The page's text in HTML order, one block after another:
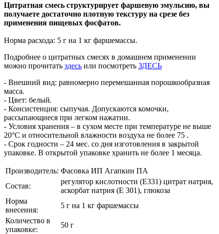
Цитратная смесь структурирует фаршевую эмульсию, вы
получаете достаточно плотную текстуру на срезе без
применения пищевых фосфатов.
Норма расхода: 5 г на 1 кг фаршемассы.
Подробнее о цитратных смесях в домашнем применении
можно прочитать здесь или посмотреть ЗДЕСЬ
- Внешний вид: равномерно перемешанная порошкообразная
масса.
- Цвет: белый.
- Консистенция: сыпучая. Допускаются комочки,
рассыпающиеся при легком нажатии.
- Условия хранения – в сухом месте при температуре не выше
20°С и относительной влажности воздуха не более 75 .
- Срок годности – 24 мес. со дня изготовления в закрытой
упаковке. В открытой упаковке хранить не более 1 месяца.
Производитель: Фасовка ИП Агапкин ПА
Состав:
регулятор кислотности (Е331) цитрат натрия,
аскорбат натрия (Е 301), глюкоза
Норма
внесения:
5 г на 1 кг фаршемассы
Количество в
упаковке:
50 г